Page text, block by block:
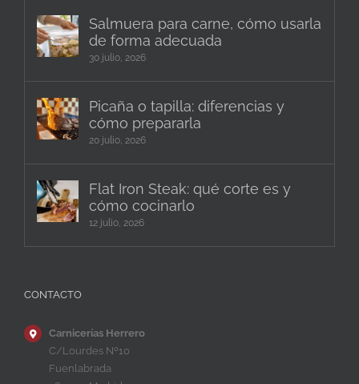
Salmuera para carne, cómo usarla
de forma adecuada
30 julio, 2026
Picaña o tapilla: diferencias y
cómo prepararla
20 julio, 2026
Flat Iron Steak: qué corte es y
cómo cocinarlo
12 julio, 2026
CONTACTO
Carnicerías Herrero
C/Lourdes Nº10
Fuenlabrada